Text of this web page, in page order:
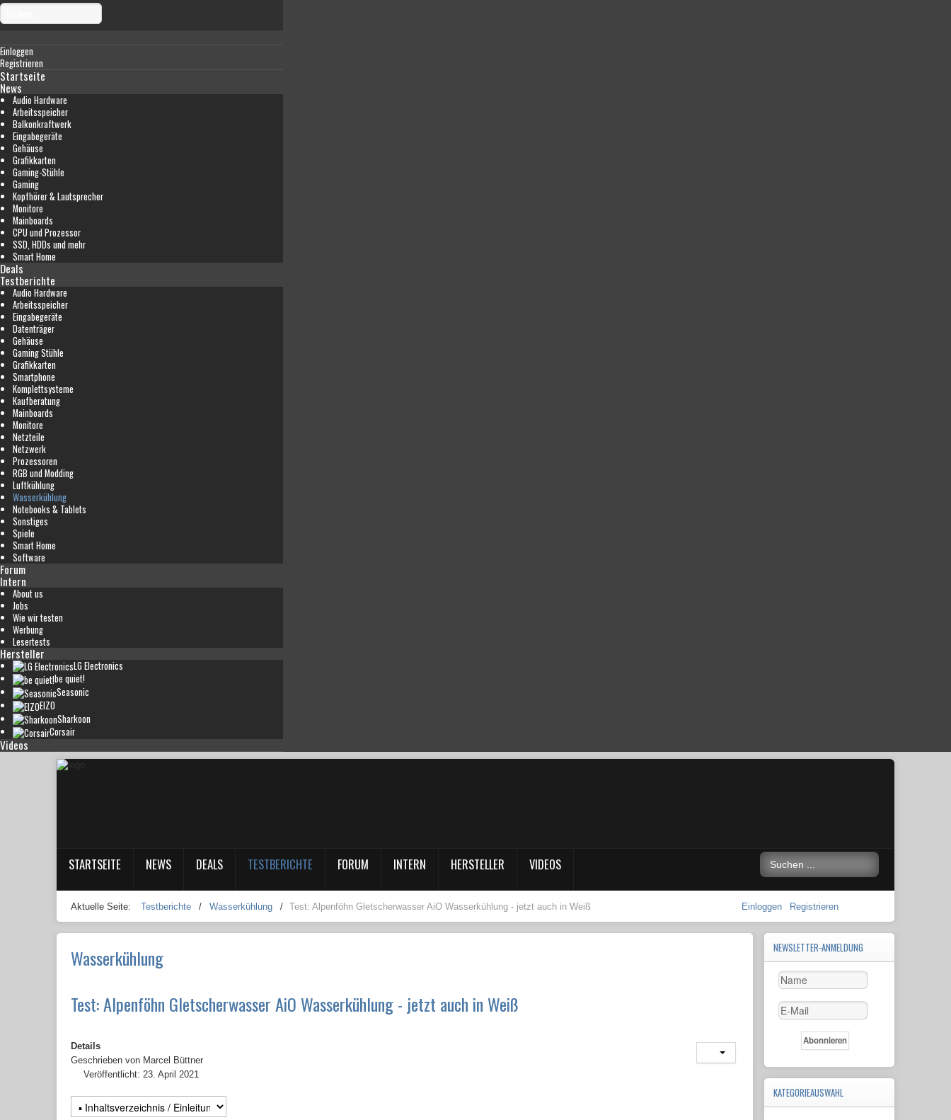
Einloggen
Registrieren
Startseite
News
Audio Hardware
Arbeitsspeicher
Balkonkraftwerk
Eingabegeräte
Gehäuse
Grafikkarten
Gaming-Stühle
Gaming
Kopfhörer & Lautsprecher
Monitore
Mainboards
CPU und Prozessor
SSD, HDDs und mehr
Smart Home
Deals
Testberichte
Audio Hardware
Arbeitsspeicher
Eingabegeräte
Datenträger
Gehäuse
Gaming Stühle
Grafikkarten
Smartphone
Komplettsysteme
Kaufberatung
Mainboards
Monitore
Netzteile
Netzwerk
Prozessoren
RGB und Modding
Luftkühlung
Wasserkühlung
Notebooks & Tablets
Sonstiges
Spiele
Smart Home
Software
Forum
Intern
About us
Jobs
Wie wir testen
Werbung
Lesertests
Hersteller
LG Electronics
be quiet!
Seasonic
EIZO
Sharkoon
Corsair
Videos
STARTSEITE NEWS DEALS TESTBERICHTE FORUM INTERN HERSTELLER VIDEOS
Aktuelle Seite: Testberichte / Wasserkühlung / Test: Alpenföhn Gletscherwasser AiO Wasserkühlung - jetzt auch in Weiß Einloggen Registrieren
Wasserkühlung
Test: Alpenföhn Gletscherwasser AiO Wasserkühlung - jetzt auch in Weiß
Details
Geschrieben von Marcel Büttner
Veröffentlicht: 23. April 2021
NEWSLETTER-ANMELDUNG
KATEGORIEAUSWAHL